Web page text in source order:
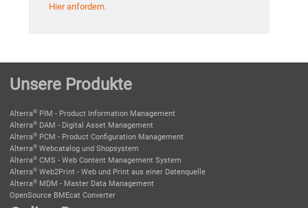
Hier anfordern.
Unsere Produkte
Alterra® PIM - Product Information Management
Alterra® DAM - Digital Asset Management
Alterra® PCM - Product Configuration Management
Alterra® Webcatalog und Shopsystem
Alterra® CMS - Web Content Management System
Alterra® Web2Print - Web und Print aus einer Datenquelle
Alterra® MDM - Master Data Management
OpenSource BMEcat Converter